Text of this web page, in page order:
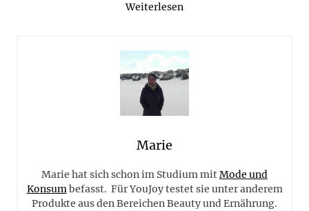
Weiterlesen
Marie
Marie hat sich schon im Studium mitMode und
Konsumbefasst. Für YouJoy testet sie unter anderem
Produkte aus den Bereichen Beauty und Ernährung.